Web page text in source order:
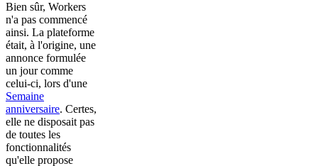
Bien sûr, Workers
n'a pas commencé
ainsi. La plateforme
était, à l'origine, une
annonce formulée
un jour comme
celui-ci, lors d'une
Semaine
anniversaire. Certes,
elle ne disposait pas
de toutes les
fonctionnalités
qu'elle propose